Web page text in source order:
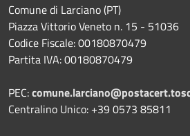
Comune di Larciano (PT)
Piazza Vittorio Veneto n. 15 - 51036
Codice Fiscale: 00180870479
Partita IVA: 00180870479
PEC:
Centralino Unico: +39 0573 85811